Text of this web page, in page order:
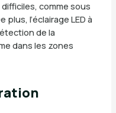
comme sous
l’éclairage LED à
de la
dans les zones